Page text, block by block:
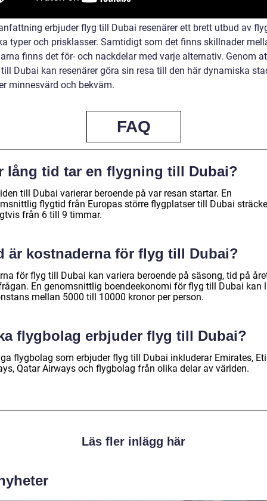
erbjuder flyg till Dubai resenärer ett brett utbud av
typer och prisklasser. Samtidigt som det finns skillnader
finns det för- och nackdelar med varje alternativ. Genom
Dubai kan resenärer göra sin resa till den här dynamiska
minnesvärd och bekväm.
FAQ
lång tid tar en flygning till Dubai?
till Dubai varierar beroende på var resan startar. En
flygtid från Europas större flygplatser till Dubai
från 6 till 9 timmar.
är kostnaderna för flyg till Dubai?
för flyg till Dubai kan variera beroende på säsong, tid på
En genomsnittlig boendeekonomi för flyg till Dubai kan
mellan 5000 till 10000 kronor per person.
flygbolag erbjuder flyg till Dubai?
flygbolag som erbjuder flyg till Dubai inkluderar Emirates,
Qatar Airways och flygbolag från olika delar av världen.
Läs fler inlägg här